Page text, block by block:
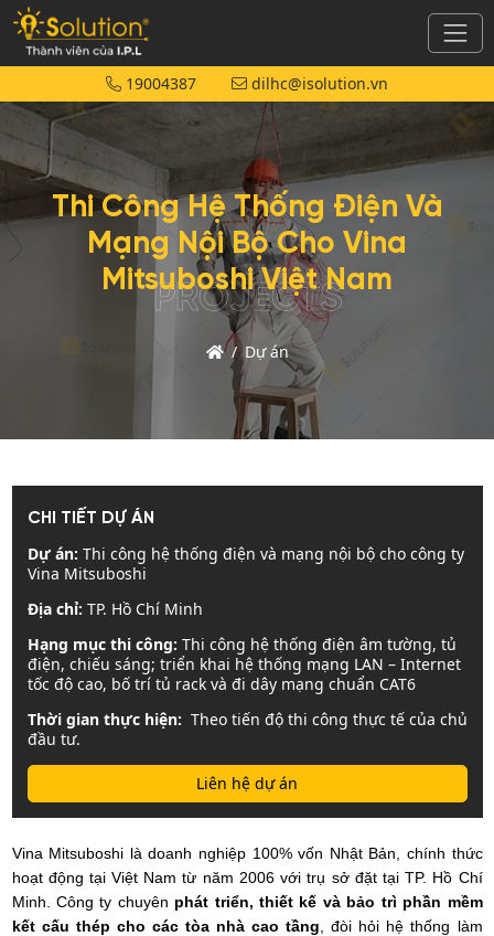
19004387 dilhc@isolution.vn
Thi Công Hệ Thống Điện Và
Mạng Nội Bộ Cho Vina
Mitsuboshi Việt Nam
PROJECTS
Trang
chủ
Dự án
CHI TIẾT DỰ ÁN
Dự án: Thi công hệ thống điện và mạng nội bộ cho công ty
Vina Mitsuboshi
Địa chỉ: TP. Hồ Chí Minh
Hạng mục thi công: Thi công hệ thống điện âm tường, tủ
điện, chiếu sáng; triển khai hệ thống mạng LAN – Internet
tốc độ cao, bố trí tủ rack và đi dây mạng chuẩn CAT6
Thời gian thực hiện: Theo tiến độ thi công thực tế của chủ
đầu tư.
Liên hệ dự án
Vina Mitsuboshi là doanh nghiệp 100% vốn Nhật Bản, chính thức
hoạt động tại Việt Nam từ năm 2006 với trụ sở đặt tại TP. Hồ Chí
Minh. Công ty chuyên phát triển, thiết kế và bảo trì phần mềm
kết cấu thép cho các tòa nhà cao tầng , đòi hỏi hệ thống làm